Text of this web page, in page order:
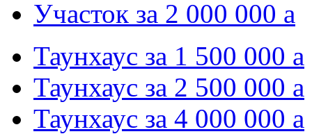
Участок за 2 000 000 a
Таунхаус за 1 500 000 a
Таунхаус за 2 500 000 a
Таунхаус за 4 000 000 a